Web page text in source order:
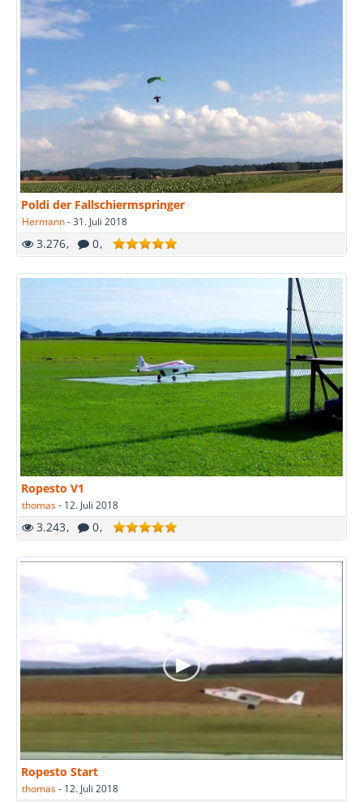
Poldi der Fallschiermspringer
Hermann-31. Juli 2018
3.276 0
Ropesto V1
thomas- 12. Juli 2018
3.243 0
Ropesto Start
thomas- 12. Juli 2018